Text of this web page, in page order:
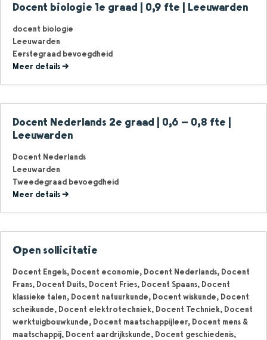
Docent biologie 1e graad | 0,9 fte | Leeuwarden
docent biologie
Leeuwarden
Eerstegraad bevoegdheid
Meer details
Docent Nederlands 2e graad | 0,6 – 0,8 fte |
Leeuwarden
Docent Nederlands
Leeuwarden
Tweedegraad bevoegdheid
Meer details
Open sollicitatie
Docent Engels Docent economie Docent Nederlands Docent
Frans Docent Duits Docent Fries Docent Spaans Docent
klassieke talen Docent natuurkunde Docent wiskunde Docent
scheikunde Docent elektrotechniek Docent Techniek Docent
werktuigbouwkunde Docent maatschappijleer Docent mens &
maatschappij Docent aardrijkskunde Docent geschiedenis